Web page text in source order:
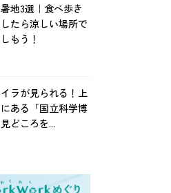
地3選｜食べ歩き
たら涼しい場所で
もう！
ラが見られる！上
ある「国立科学博
どころを...